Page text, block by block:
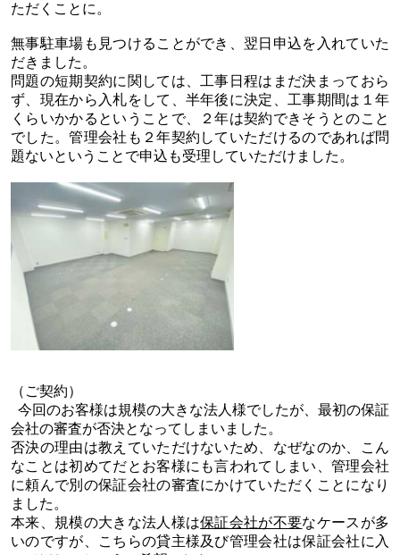
ただくことに。
無事駐車場も見つけることができ、翌日申込を入れていた
だきました。
問題の短期契約に関しては、工事日程はまだ決まっておら
ず、現在から入札をして、半年後に決定、工事期間は１年
くらいかかるということで、２年は契約できそうとのこと
でした。管理会社も２年契約していただけるのであれば問
題ないということで申込も受理していただけました。
（ご契約）
今回のお客様は規模の大きな法人様でしたが、最初の保証
会社の審査が否決となってしまいました。
否決の理由は教えていただけないため、なぜなのか、こん
なことは初めてだとお客様にも言われてしまい、管理会社
に頼んで別の保証会社の審査にかけていただくことになり
ました。
本来、規模の大きな法人様は保証会社が不要なケースが多
いのですが、こちらの貸主様及び管理会社は保証会社に入